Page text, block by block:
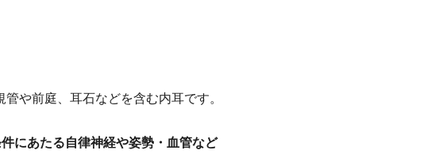
や前庭、耳石などを含む内耳です。
にあたる自律神経や姿勢・血管など